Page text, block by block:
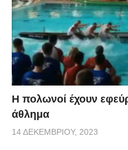
Η πολωνοί έχουν
άθλημα
14 ΔΕΚΕΜΒΡΊΟΥ, 2023